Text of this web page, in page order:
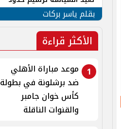
الأمن القومي العربي
بقلم ياسر بركات
الأكثر قراءة
1
موعد مباراة الأهلي
ضد برشلونة في بطولة
كأس خوان جامبر
والقنوات الناقلة